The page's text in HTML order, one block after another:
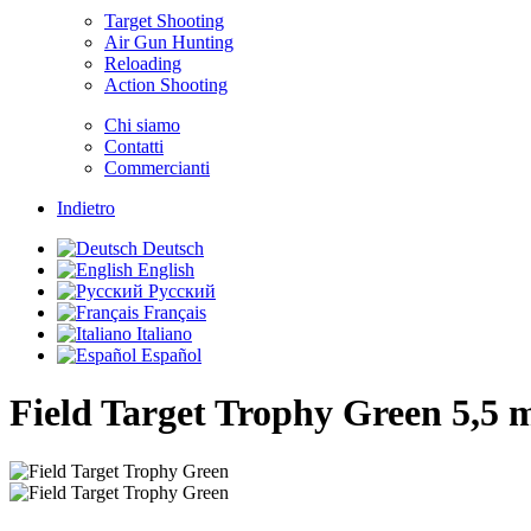
Target Shooting
Air Gun Hunting
Reloading
Action Shooting
Chi siamo
Contatti
Commercianti
Indietro
Deutsch
English
Русский
Français
Italiano
Español
Field Target Trophy Green 5,5